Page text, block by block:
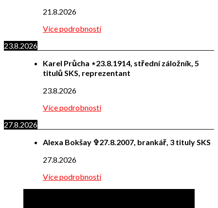
21.8.2026
Více podrobností
23.8.2026
Karel Průcha ⋆23.8.1914, střední záložník, 5
titulů SKS, reprezentant
23.8.2026
Více podrobností
27.8.2026
Alexa Bokšay ✞27.8.2007, brankář, 3 tituly SKS
27.8.2026
Více podrobností